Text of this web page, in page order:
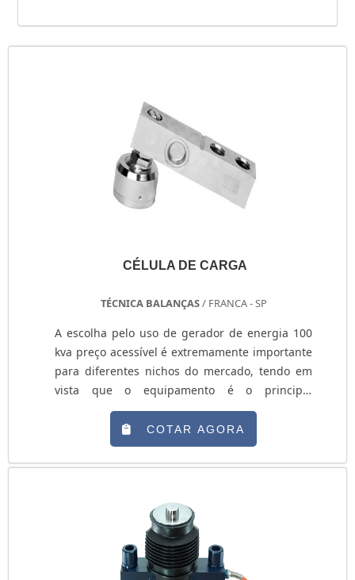
CÉLULA DE CARGA
TÉCNICA BALANÇAS/ FRANCA - SP
A escolha pelo uso de gerador de energia 100
kva preço acessível é extremamente importante
para diferentes nichos do mercado, tendo em
vista que o equipamento é o principal
responsável por fazer com que as atividades
não tenham que ser paralisadas em eventuais
quedas de energia elétrica.MAIS SOBRE
GERADOR DE ENERGIAO grande diferencial do
benefício que oferece, uma vez que pode ser
adquirido por um preço justo, ao mesmo tempo
que oferece diversas outras vantagens para
quem faz a utilização, entre as quais é possível
COTAR AGORA